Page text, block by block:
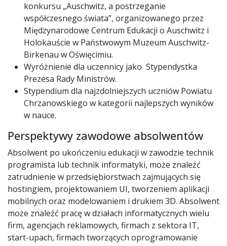
konkursu „Auschwitz, a postrzeganie
współczesnego świata”, organizowanego przez
Międzynarodowe Centrum Edukacji o Auschwitz i
Holokauście w Państwowym Muzeum Auschwitz-
Birkenau w Oświęcimiu.
Wyróżnienie dla uczennicy jako Stypendystka
Prezesa Rady Ministrów.
Stypendium dla najzdolniejszych uczniów Powiatu
Chrzanowskiego w kategorii najlepszych wyników
w nauce.
Perspektywy zawodowe absolwentów
Absolwent po ukończeniu edukacji w zawodzie technik
programista lub technik informatyki, może znaleźć
zatrudnienie w przedsiębiorstwach zajmujących się
hostingiem, projektowaniem UI, tworzeniem aplikacji
mobilnych oraz modelowaniem i drukiem 3D. Absolwent
może znaleźć pracę w działach informatycznych wielu
firm, agencjach reklamowych, firmach z sektora IT,
start-upach, firmach tworzących oprogramowanie